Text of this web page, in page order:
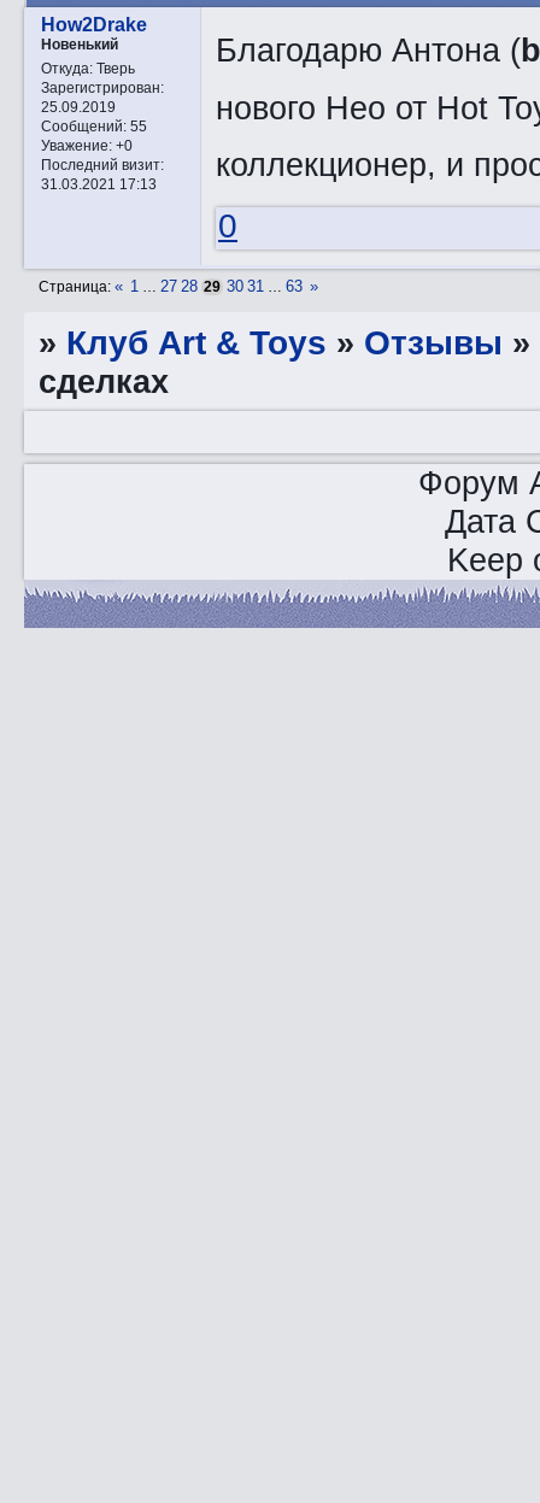
How2Drake
Новенький
Откуда:Тверь
Зарегистрирован:
25.09.2019
Сообщений:55
Уважение: +0
Последний визит:
31.03.2021 17:13
Благодарю Антона (
нового Нео от Hot
коллекционер, и
0
Страница:« 1 … 27 28 29 30 31 … 63 »
» Клуб Art & Toys » Отзывы »
сделках
Форум
Дата
Keep